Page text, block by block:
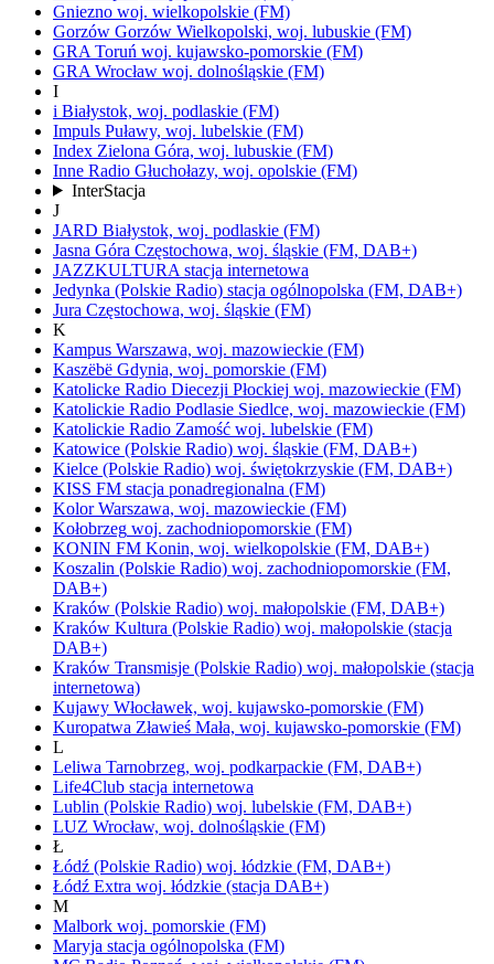
Gniezno woj. wielkopolskie (FM)
Gorzów Gorzów Wielkopolski, woj. lubuskie (FM)
GRA Toruń woj. kujawsko-pomorskie (FM)
GRA Wrocław woj. dolnośląskie (FM)
I
i Białystok, woj. podlaskie (FM)
Impuls Puławy, woj. lubelskie (FM)
Index Zielona Góra, woj. lubuskie (FM)
Inne Radio Głuchołazy, woj. opolskie (FM)
InterStacja
J
JARD Białystok, woj. podlaskie (FM)
Jasna Góra Częstochowa, woj. śląskie (FM, DAB+)
JAZZKULTURA stacja internetowa
Jedynka (Polskie Radio) stacja ogólnopolska (FM, DAB+)
Jura Częstochowa, woj. śląskie (FM)
K
Kampus Warszawa, woj. mazowieckie (FM)
Kaszëbë Gdynia, woj. pomorskie (FM)
Katolicke Radio Diecezji Płockiej woj. mazowieckie (FM)
Katolickie Radio Podlasie Siedlce, woj. mazowieckie (FM)
Katolickie Radio Zamość woj. lubelskie (FM)
Katowice (Polskie Radio) woj. śląskie (FM, DAB+)
Kielce (Polskie Radio) woj. świętokrzyskie (FM, DAB+)
KISS FM stacja ponadregionalna (FM)
KolorWarszawa, woj. mazowieckie (FM)
Kołobrzeg woj. zachodniopomorskie (FM)
KONIN FM Konin, woj. wielkopolskie (FM, DAB+)
Koszalin (Polskie Radio) woj. zachodniopomorskie (FM,
DAB+)
Kraków (Polskie Radio) woj. małopolskie (FM, DAB+)
Kraków Kultura (Polskie Radio) woj. małopolskie (stacja
DAB+)
Kraków Transmisje (Polskie Radio) woj. małopolskie (stacja
internetowa)
Kujawy Włocławek, woj. kujawsko-pomorskie (FM)
Kuropatwa Zławieś Mała, woj. kujawsko-pomorskie (FM)
L
Leliwa Tarnobrzeg, woj. podkarpackie (FM, DAB+)
Life4Club stacja internetowa
Lublin (Polskie Radio) woj. lubelskie (FM, DAB+)
LUZ Wrocław, woj. dolnośląskie (FM)
Ł
Łódź (Polskie Radio) woj. łódzkie (FM, DAB+)
Łódź Extra woj. łódzkie (stacja DAB+)
M
Malbork woj. pomorskie (FM)
Maryja stacja ogólnopolska (FM)